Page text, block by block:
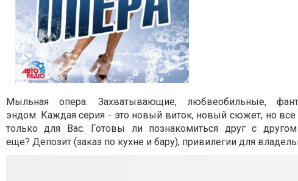
Мыльная опера. Захватывающие, любвеобильные,
эндом. Каждая серия - это новый виток, новый сюжет, но
только для Вас. Готовы ли познакомиться друг с
еще? Депозит (заказ по кухне и бару), привилегии для